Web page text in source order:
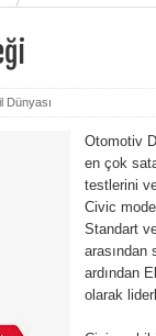
Dünyası
Otomotiv
en çok
testlerini
Civic
Standart
arasından
ardından
olarak